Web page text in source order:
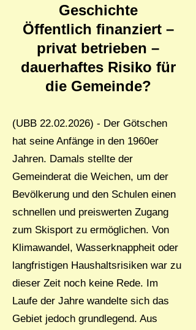
Geschichte
Öffentlich finanziert –
privat betrieben –
dauerhaftes Risiko für
die Gemeinde?
(UBB 22.02.2026) - Der Götschen
hat seine Anfänge in den 1960er
Jahren. Damals stellte der
Gemeinderat die Weichen, um der
Bevölkerung und den Schulen einen
schnellen und preiswerten Zugang
zum Skisport zu ermöglichen. Von
Klimawandel, Wasserknappheit oder
langfristigen Haushaltsrisiken war zu
dieser Zeit noch keine Rede. Im
Laufe der Jahre wandelte sich das
Gebiet jedoch grundlegend. Aus